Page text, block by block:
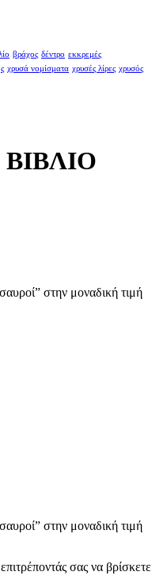
βράχος δέντρο εκκρεμές
χρυσά νομίσματα χρυσές λίρες χρυσός
στην μοναδική τιμή
στην μοναδική τιμή
σας να βρίσκετε